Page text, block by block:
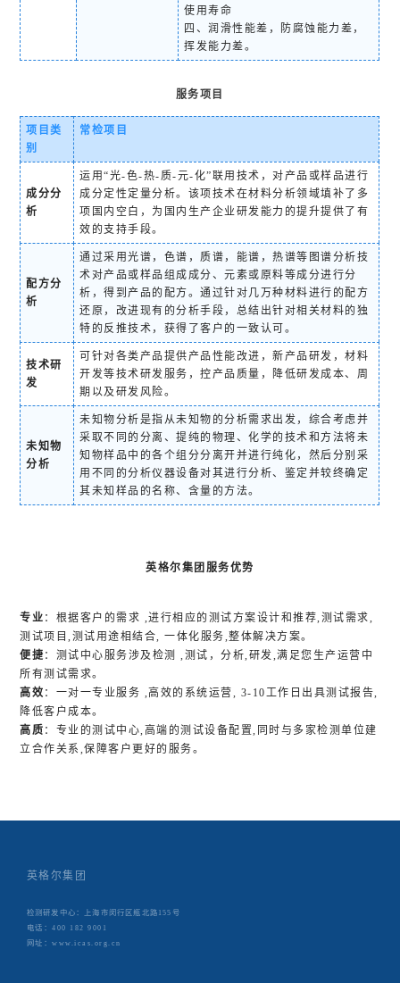
使用寿命
四、润滑性能差，防腐蚀能力差，
挥发能力差。
服务项目
项目类
别
常检项目
成分分
析
运用“光-色-热-质-元-化”联用技术，对产品或样品进行
成分定性定量分析。该项技术在材料分析领域填补了多
项国内空白，为国内生产企业研发能力的提升提供了有
效的支持手段。
配方分
析
通过采用光谱，色谱，质谱，能谱，热谱等图谱分析技
术对产品或样品组成成分、元素或原料等成分进行分
析，得到产品的配方。通过针对几万种材料进行的配方
还原，改进现有的分析手段，总结出针对相关材料的独
特的反推技术，获得了客户的一致认可。
技术研
发
可针对各类产品提供产品性能改进，新产品研发，材料
开发等技术研发服务，控产品质量，降低研发成本、周
期以及研发风险。
未知物
分析
未知物分析是指从未知物的分析需求出发，综合考虑并
采取不同的分离、提纯的物理、化学的技术和方法将未
知物样品中的各个组分分离开并进行纯化，然后分别采
用不同的分析仪器设备对其进行分析、鉴定并较终确定
其未知样品的名称、含量的方法。
英格尔集团服务优势
专业 ：根据客户的需求 ,进行相应的测试方案设计和推荐,测试需求,
测试项目,测试用途相结合, 一体化服务,整体解决方案。
便捷 ：测试中心服务涉及检测 ,测试，分析,研发,满足您生产运营中
所有测试需求。
高效 ：一对一专业服务 ,高效的系统运营, 3-10工作日出具测试报告,
降低客户成本。
高质 ：专业的测试中心,高端的测试设备配置,同时与多家检测单位建
立合作关系,保障客户更好的服务。
英格尔集团
检测研发中心：上海市闵行区瓶北路155号
电话：400 182 9001
网址：www.icas.org.cn